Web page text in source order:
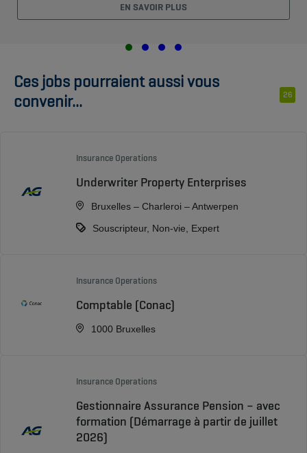
EN SAVOIR PLUS
Ces jobs pourraient aussi vous
convenir...
26
Insurance Operations
Underwriter Property Enterprises
Bruxelles – Charleroi – Antwerpen
Souscripteur, Non-vie, Expert
Insurance Operations
Comptable (Conac)
1000 Bruxelles
Insurance Operations
Gestionnaire Assurance Pension – avec
formation (Démarrage à partir de juillet
2026)